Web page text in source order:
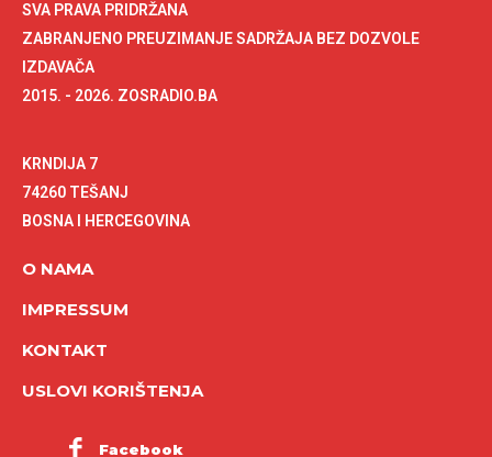
SVA PRAVA PRIDRŽANA
ZABRANJENO PREUZIMANJE SADRŽAJA BEZ DOZVOLE
IZDAVAČA
2015. - 2026. ZOSRADIO.BA
KRNDIJA 7
74260 TEŠANJ
BOSNA I HERCEGOVINA
O NAMA
IMPRESSUM
KONTAKT
USLOVI KORIŠTENJA
Facebook